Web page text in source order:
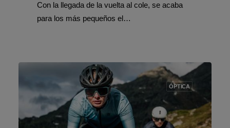
Con la llegada de la vuelta al cole, se acaba
para los más pequeños el…
ÓPTICA